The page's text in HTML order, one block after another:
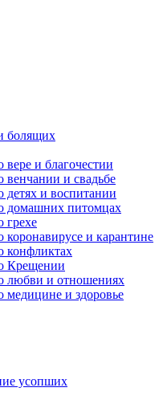
болящих
и благочестии
и свадьбе
и воспитании
домашних питомцах
грехе
и карантине
конфликтах
Крещении
любви и отношениях
и здоровье
усопших